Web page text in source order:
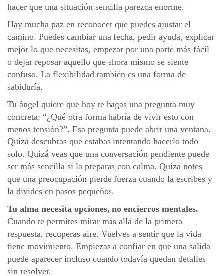
hacer que una situación sencilla parezca enorme.
Hay mucha paz en reconocer que puedes ajustar el
camino. Puedes cambiar una fecha, pedir ayuda, explicar
mejor lo que necesitas, empezar por una parte más fácil
o dejar reposar aquello que ahora mismo se siente
confuso. La flexibilidad también es una forma de
sabiduría.
Tu ángel quiere que hoy te hagas una pregunta muy
concreta: “¿Qué otra forma habría de vivir esto con
menos tensión?”. Esa pregunta puede abrir una ventana.
Quizá descubras que estabas intentando hacerlo todo
solo. Quizá veas que una conversación pendiente puede
ser más sencilla si la preparas con calma. Quizá notes
que una preocupación pierde fuerza cuando la escribes y
la divides en pasos pequeños.
Tu alma necesita opciones, no encierros mentales.
Cuando te permites mirar más allá de la primera
respuesta, recuperas aire. Vuelves a sentir que la vida
tiene movimiento. Empiezas a confiar en que una salida
puede aparecer incluso cuando todavía quedan detalles
sin resolver.